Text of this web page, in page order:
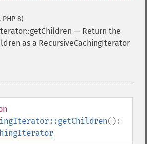
PHP 8)
— Return the
as a RecursiveCachingIterator
():